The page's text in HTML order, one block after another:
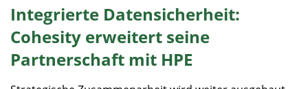
Integrierte Datensicherheit:
Cohesity erweitert seine
Partnerschaft mit HPE